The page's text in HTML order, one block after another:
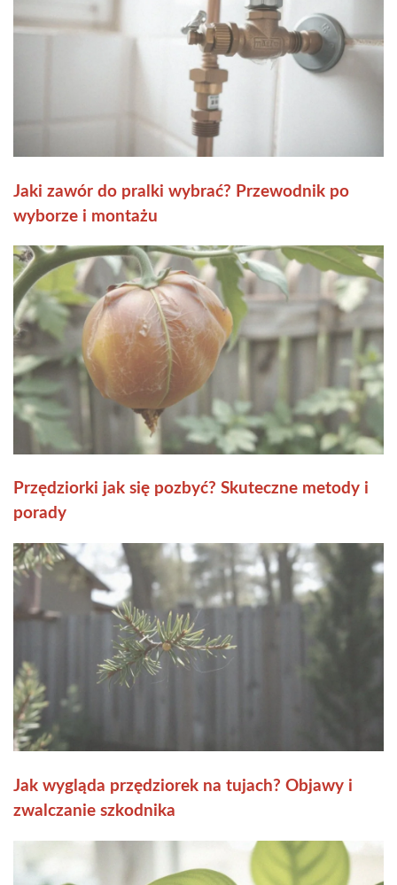
Jaki zawór do pralki wybrać? Przewodnik po
wyborze i montażu
Przędziorki jak się pozbyć? Skuteczne metody i
porady
Jak wygląda przędziorek na tujach? Objawy i
zwalczanie szkodnika